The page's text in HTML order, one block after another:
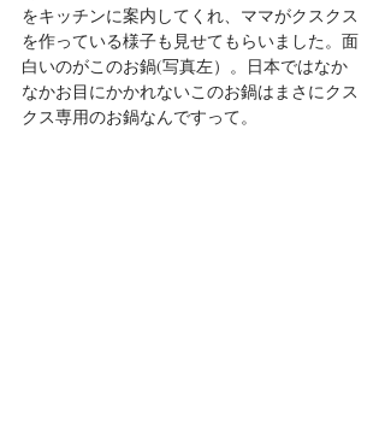
をキッチンに案内してくれ、ママがクスクス
を作っている様子も見せてもらいました。面
白いのがこのお鍋(写真左）。日本ではなか
なかお目にかかれないこのお鍋はまさにクス
クス専用のお鍋なんですって。